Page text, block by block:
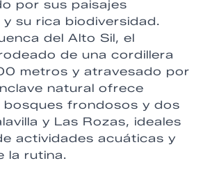
por sus paisajes
su rica biodiversidad.
del Alto Sil, el
de una cordillera
metros y atravesado por
natural ofrece
bosques frondosos y dos
y Las Rozas, ideales
actividades acuáticas y
la rutina.